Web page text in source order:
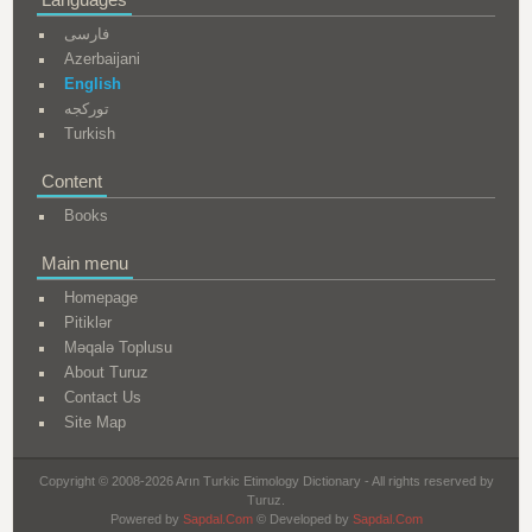
فارسی
Azerbaijani
English
تورکجه
Turkish
Content
Books
Main menu
Homepage
Pitiklər
Məqalə Toplusu
About Turuz
Contact Us
Site Map
Copyright © 2008-2026 Arın Turkic Etimology Dictionary - All rights reserved by
Turuz.
Powered by Sapdal.Com© Developed by Sapdal.Com